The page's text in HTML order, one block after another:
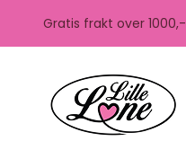
Gratis frakt over 1000,-